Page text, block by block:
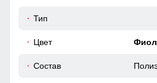
Тип
Цвет
Состав